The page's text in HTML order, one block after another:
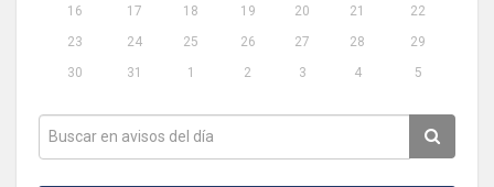
16
17 18 19 20 21
22
23
24 25 26 27 28
29
30
31 1 2 3 4 5